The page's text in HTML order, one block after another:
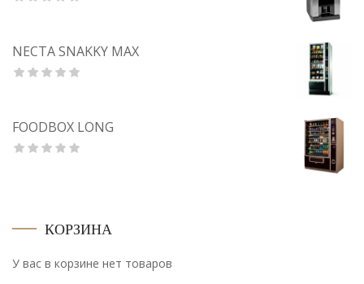
NECTA SNAKKY MAX
FOODBOX LONG
КОРЗИНА
У вас в корзине нет товаров